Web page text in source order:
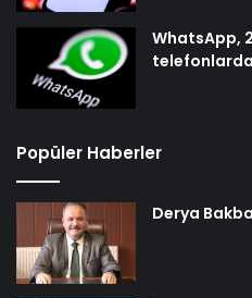
WhatsApp,
Popüler Haberler
Derya